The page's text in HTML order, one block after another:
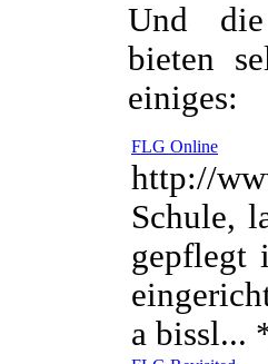
Und die
bieten
einiges:
FLG Online
http://
Schule,
gepflegt
a bissl...